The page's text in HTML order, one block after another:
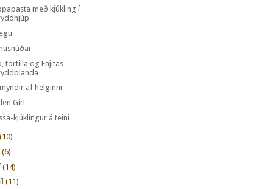
með kjúkling í
tortilla og Fajitas
af helginni
Girl
kjúklingur á teini
(10)
(6)
(14)
(11)